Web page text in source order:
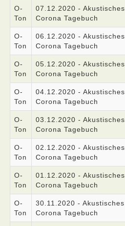
O-
Ton
07.12.2020 - Akustisches
Corona Tagebuch
O-
Ton
06.12.2020 - Akustisches
Corona Tagebuch
O-
Ton
05.12.2020 - Akustisches
Corona Tagebuch
O-
Ton
04.12.2020 - Akustisches
Corona Tagebuch
O-
Ton
03.12.2020 - Akustisches
Corona Tagebuch
O-
Ton
02.12.2020 - Akustisches
Corona Tagebuch
O-
Ton
01.12.2020 - Akustisches
Corona Tagebuch
O-
Ton
30.11.2020 - Akustisches
Corona Tagebuch